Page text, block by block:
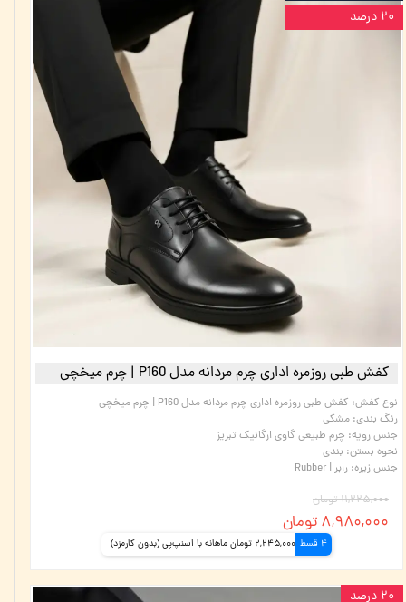
کفش طبی روزمره اداری چرم مردانه مدل P160 | چرم میخچی
نوع کفش: کفش طبی روزمره اداری چرم مردانه مدل P160 | چرم میخچی
رنگ بندی: مشکی
جنس رویه: چرم طبیعی گاوی ارگانیک تبریز
نحوه بستن: بندی
جنس زیره: رابر | Rubber
۱۱,۲۲۵,۰۰۰ تومان
۸,۹۸۰,۰۰۰ تومان
4 قسط 2,245,000 تومان ماهانه با اسنپ‌پی (بدون کارمزد)
۲۰ درصد
۲۰ درصد